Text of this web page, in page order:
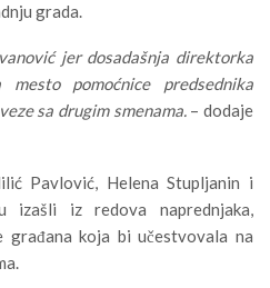
grada.
jer dosadašnja direktorka
pomoćnice predsednika
sa drugim smenama.– dodaje
Pavlović, Helena Stupljanin i
izašli iz redova naprednjaka,
građana koja bi učestvovala na